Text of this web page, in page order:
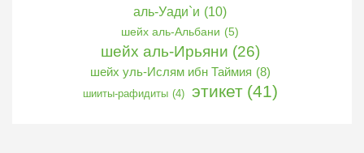
аль-Уади`и (10)
шейх аль-Альбани (5)
шейх аль-Ирьяни (26)
шейх уль-Ислям ибн Таймия (8)
шииты-рафидиты (4) этикет (41)